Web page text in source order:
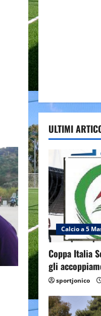
ULTIMI
Calcio a 5
Coppa Italia
gli
sportjonico